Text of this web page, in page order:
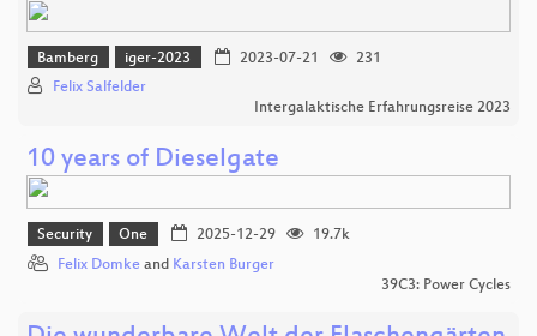
Bamberg iger-2023 2023-07-21
231
Felix Salfelder
Intergalaktische Erfahrungsreise 2023
10 years of Dieselgate
Security One 2025-12-29
19.7k
Felix Domke and Karsten Burger
39C3: Power Cycles